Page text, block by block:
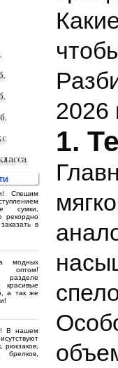
Спешим
сумки,
рекордно
в
модных
оптом!
а так же
В нашем
рюкзаков,
брелков,
2026
1.